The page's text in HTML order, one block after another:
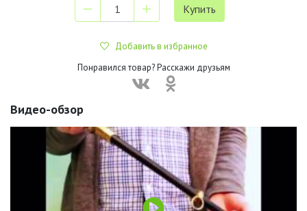
Добавить в избранное
Понравился товар? Расскажи друзьям
Видео-обзор